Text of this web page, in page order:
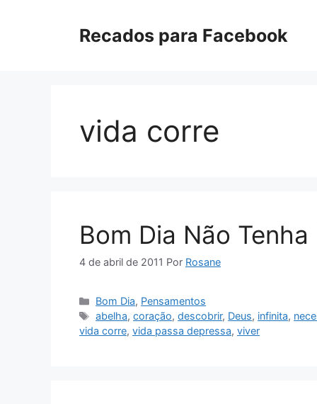
Recados para Facebook
vida corre
Bom Dia Não
4 de abril de 2011 Por Rosane
Categorias
Bom Dia, Pensamentos
Tags
abelha,coração,descobrir, Deus, infinita,
vida corre, vida passa depressa, viver